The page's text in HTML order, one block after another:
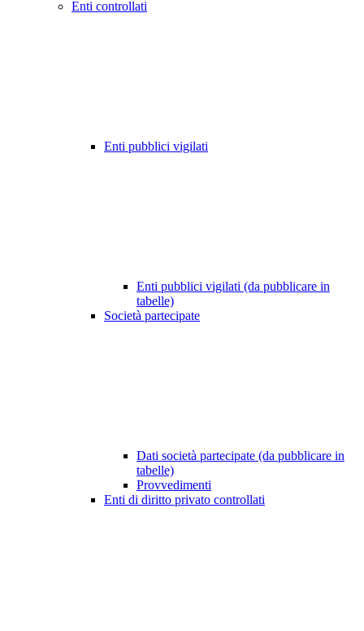
Enti controllati
Enti pubblici vigilati
Enti pubblici vigilati (da pubblicare in
tabelle)
Società partecipate
Dati società partecipate (da pubblicare in
tabelle)
Provvedimenti
Enti di diritto privato controllati